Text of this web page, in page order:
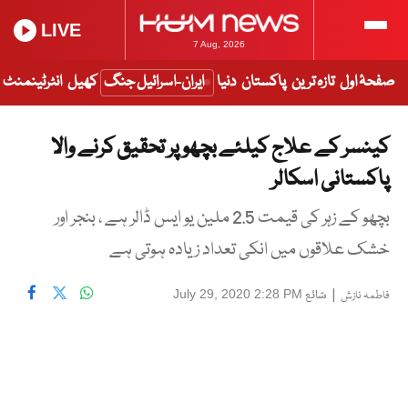
7 Aug, 2026
LIVE
صفحۂ اول تازہ ترین پاکستان دنیا ایران-اسرائیل جنگ کھیل انٹرٹینمنٹ
کینسر کے علاج کیلئے بچھو پر تحقیق کرنے والا
پاکستانی اسکالر
بچھو کے زہر کی قیمت 2.5 ملین یو ایس ڈالر ہے ، بنجر اور
خشک علاقوں میں انکی تعداد زیادہ ہوتی ہے
فاطمہ نازش | شائع July 29, 2020 2:28 PM